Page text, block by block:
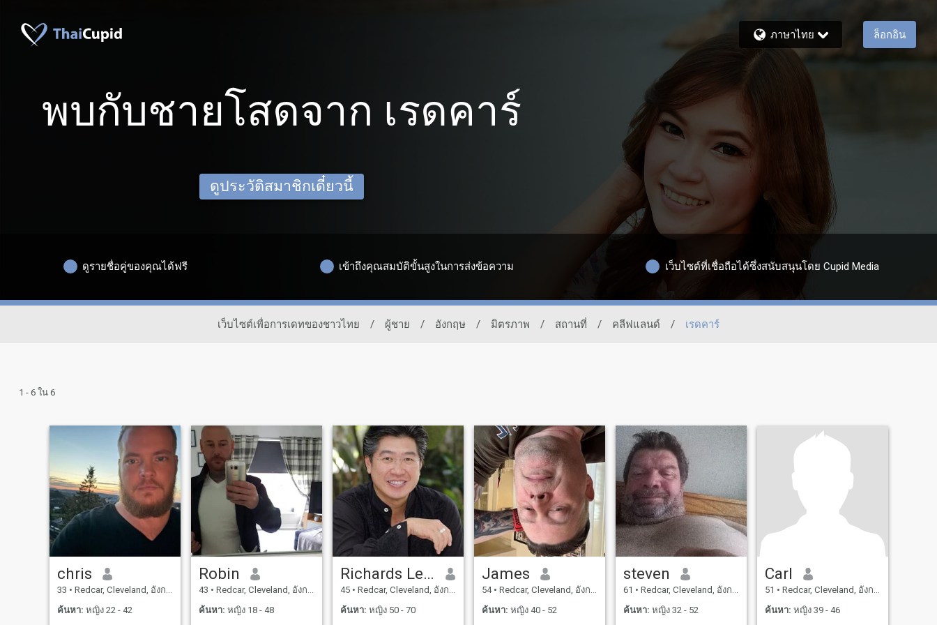
ภาษาไทย ล็อกอิน
พบกับชายโสดจาก เรดคาร์
ดูประวัติสมาชิกเดี๋ยวนี้
ดูรายชื่อคู่ของคุณได้ฟรี เข้าถึงคุณสมบัติขั้นสูงในการส่งข้อความ เว็บไซต์ที่เชื่อถือได้ซึ่งสนับสนุนโดย Cupid Media
เว็บไซต์เพื่อการเดทของชาวไทย / ผู้ชาย / อังกฤษ / มิตรภาพ / สถานที่ / คลีฟแลนด์ / เรดคาร์
1 - 6 ใน 6
chris
33 • Redcar, Cleveland, อังกฤษ
ค้นหา: หญิง 22 - 42
Robin
43 • Redcar, Cleveland, อังกฤษ
ค้นหา: หญิง 18 - 48
Richards Leong
45 • Redcar, Cleveland, อังกฤษ
ค้นหา: หญิง 50 - 70
James
54 • Redcar, Cleveland, อังกฤษ
ค้นหา: หญิง 40 - 52
steven
61 • Redcar, Cleveland, อังกฤษ
ค้นหา: หญิง 32 - 52
Carl
51 • Redcar, Cleveland, อังกฤษ
ค้นหา: หญิง 39 - 46